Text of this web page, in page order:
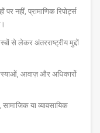
नहीं, प्रामाणिक रिपोर्ट्स
से लेकर अंतरराष्ट्रीय मुद्दों
आवाज़ और अधिकारों
सामाजिक या व्यावसायिक